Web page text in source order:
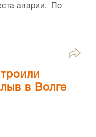
аварии. По
в Волге